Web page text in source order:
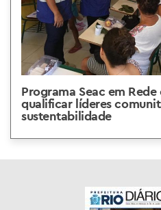
Programa Seac em
qualificar líderes
sustentabilidade